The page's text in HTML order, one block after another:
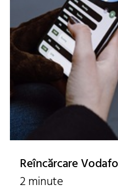
Reîncărcare
2 minute